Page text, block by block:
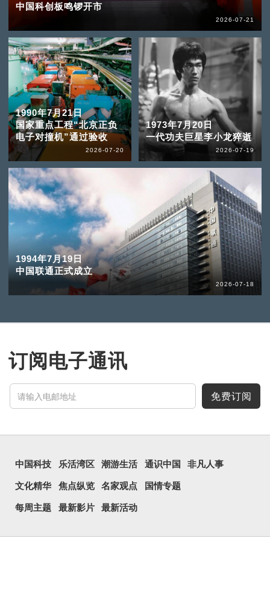
中国科创板鸣锣开市
2026-07-21
1990年7月21日
国家重点工程“北京正负
电子对撞机”通过验收
2026-07-20
1973年7月20日
一代功夫巨星李小龙猝逝
2026-07-19
1994年7月19日
中国联通正式成立
2026-07-18
订阅电子通讯
免费订阅
中国科技 乐活湾区 潮游生活 通识中国 非凡人事
文化精华 焦点纵览 名家观点 国情专题
每周主题 最新影片 最新活动